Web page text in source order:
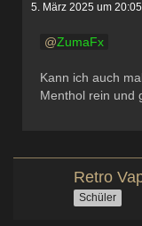
5. März 2025 um 20:05
ZumaFx
Kann ich auch
Menthol rein und
Retro
Schüler